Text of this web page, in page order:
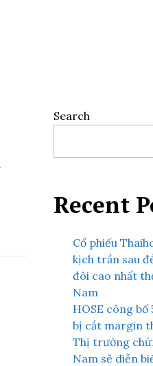
Search
Recent
Cổ phiếu
kịch trần sau
đôi cao nhất
Nam
HOSE công bố
bị cắt margin
Thị trường
Nam sẽ diễn